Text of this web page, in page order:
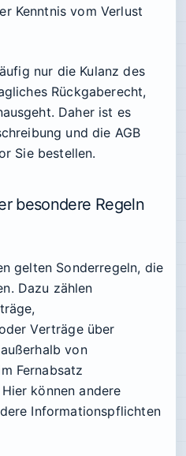
Kenntnis vom Verlust
nur die Kulanz des
Rückgaberecht,
Daher ist es
und die AGB
Sie bestellen.
besondere Regeln
gelten Sonderregeln, die
Dazu zählen
Verträge über
von
Fernabsatz
können andere
Informationspflichten